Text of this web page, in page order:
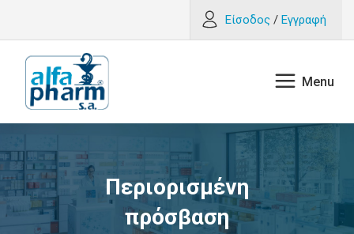
Είσοδος / Εγγραφή
Περιορισμένη
πρόσβαση